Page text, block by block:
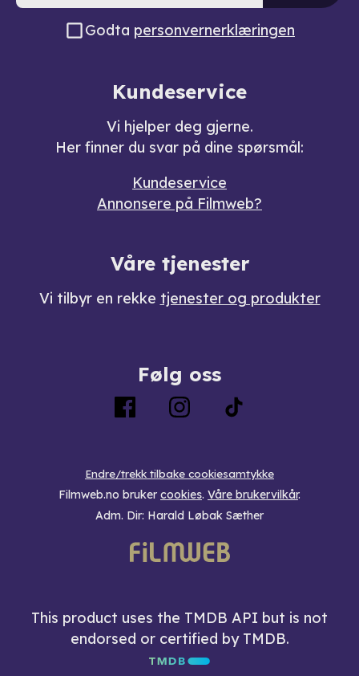
Godta personvernerklæringen
Kundeservice
Vi hjelper deg gjerne.
Her finner du svar på dine spørsmål:
Kundeservice
Annonsere på Filmweb?
Våre tjenester
Vi tilbyr en rekke tjenester og produkter
Følg oss
Endre/trekk tilbake cookiesamtykke
Filmweb.no bruker cookies. Våre brukervilkår.
Adm. Dir: Harald Løbak Sæther
This product uses the TMDB API but is not
endorsed or certified by TMDB.